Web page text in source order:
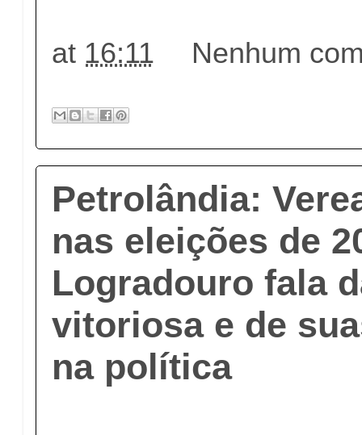
at 16:11 Nenhum
Petrolândia:
nas eleições de
Logradouro fala
vitoriosa e de
na política